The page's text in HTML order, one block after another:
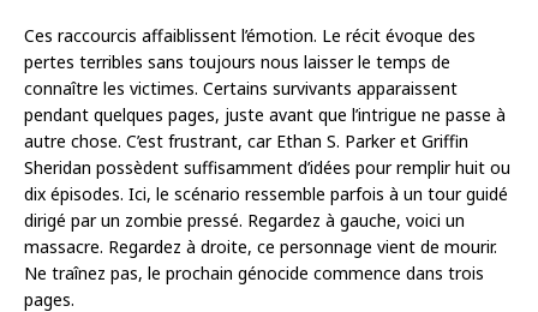
Ces raccourcis affaiblissent l’émotion. Le récit évoque des
pertes terribles sans toujours nous laisser le temps de
connaître les victimes. Certains survivants apparaissent
pendant quelques pages, juste avant que l’intrigue ne passe à
autre chose. C’est frustrant, car Ethan S. Parker et Griffin
Sheridan possèdent suffisamment d’idées pour remplir huit ou
dix épisodes. Ici, le scénario ressemble parfois à un tour guidé
dirigé par un zombie pressé. Regardez à gauche, voici un
massacre. Regardez à droite, ce personnage vient de mourir.
Ne traînez pas, le prochain génocide commence dans trois
pages.